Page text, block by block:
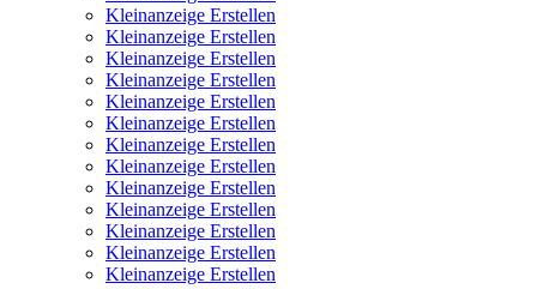
Kleinanzeige Erstellen
Kleinanzeige Erstellen
Kleinanzeige Erstellen
Kleinanzeige Erstellen
Kleinanzeige Erstellen
Kleinanzeige Erstellen
Kleinanzeige Erstellen
Kleinanzeige Erstellen
Kleinanzeige Erstellen
Kleinanzeige Erstellen
Kleinanzeige Erstellen
Kleinanzeige Erstellen
Kleinanzeige Erstellen